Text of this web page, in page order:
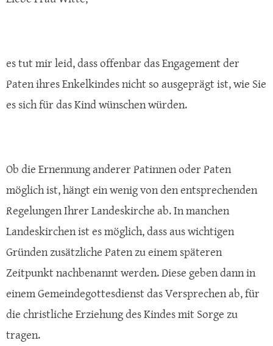
es tut mir leid, dass offenbar das Engagement der
Paten ihres Enkelkindes nicht so ausgeprägt ist, wie Sie
es sich für das Kind wünschen würden.
Ob die Ernennung anderer Patinnen oder Paten
möglich ist, hängt ein wenig von den entsprechenden
Regelungen Ihrer Landeskirche ab. In manchen
Landeskirchen ist es möglich, dass aus wichtigen
Gründen zusätzliche Paten zu einem späteren
Zeitpunkt nachbenannt werden. Diese geben dann in
einem Gemeindegottesdienst das Versprechen ab, für
die christliche Erziehung des Kindes mit Sorge zu
tragen.